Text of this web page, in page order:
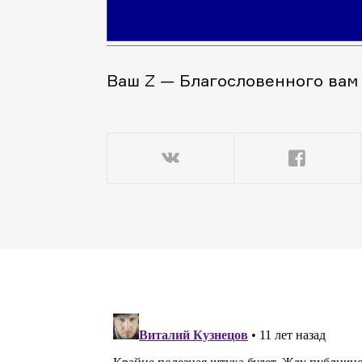
Ваш Z — Благословенного